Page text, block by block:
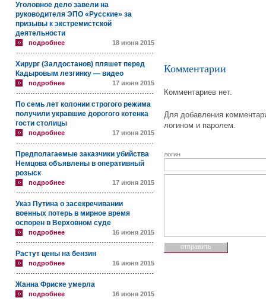
Уголовное дело завели на
руководителя ЭПО «Русские» за
призывы к экстремистской
деятельности
подробнее 18 июня 2015
Хирург (Залдостанов) пляшет перед
Кадыровым лезгинку — видео
подробнее 17 июня 2015
По семь лет колонии строгого режима
получили укравшие дорогого котенка
гости столицы
подробнее 17 июня 2015
Предполагаемые заказчики убийства
Немцова объявлены в оперативный
розыск
подробнее 17 июня 2015
Указ Путина о засекречивании
военных потерь в мирное время
оспорен в Верховном суде
подробнее 16 июня 2015
Растут цены на бензин
подробнее 16 июня 2015
Жанна Фриске умерла
подробнее 16 июня 2015
Комментарии
Комментариев нет.
Для добавления
логином и паролем.
логин